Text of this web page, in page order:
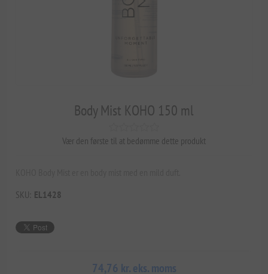
Body Mist KOHO 150 ml
Vær den første til at bedømme dette produkt
SKU: EL1428
74,76 kr. eks. moms